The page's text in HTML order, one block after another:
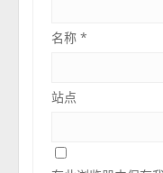
名称*
站点